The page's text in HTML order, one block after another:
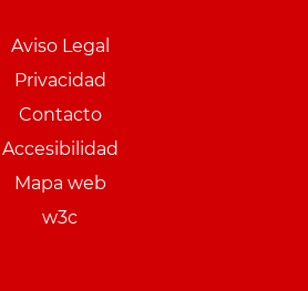
Aviso Legal
Privacidad
Contacto
Accesibilidad
Mapa web
w3c